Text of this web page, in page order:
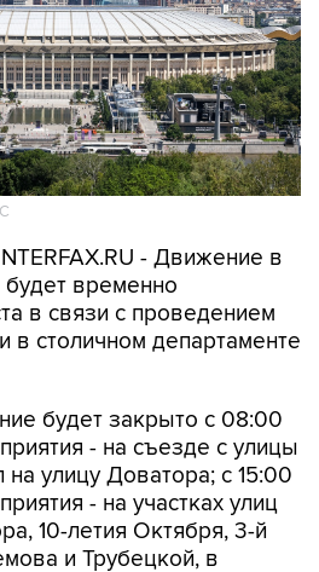
- Движение в
в связи с проведением
столичном департаменте
будет закрыто с 08:00
улицу Доватора; с 15:00
- на участках улиц
10-летия Октября, 3-й
и Трубецкой, в
№ 2309.